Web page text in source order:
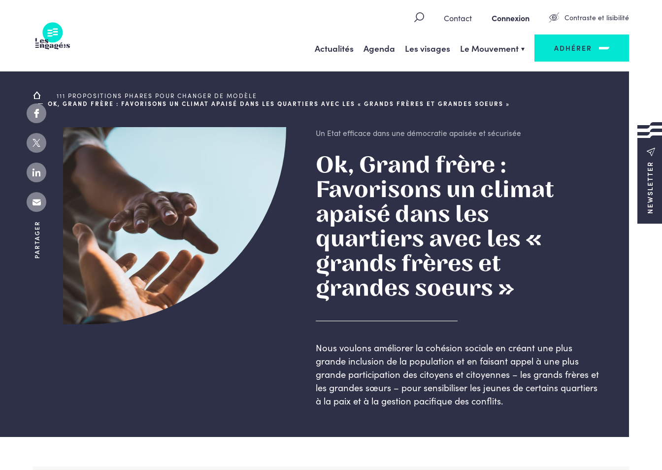
Contact Connexion Contraste et lisibilité
Actualités Agenda Les visages Le Mouvement ADHÉRER
NEWSLETTER
PARTAGER
111 PROPOSITIONS PHARES POUR CHANGER DE MODÈLE
OK, GRAND FRÈRE : FAVORISONS UN CLIMAT APAISÉ DANS LES QUARTIERS AVEC LES « GRANDS FRÈRES ET GRANDES SOEURS »
Un Etat efficace dans une démocratie apaisée et sécurisée
Ok, Grand frère :
Favorisons un climat
apaisé dans les
quartiers avec les «
grands frères et
grandes soeurs »
Nous voulons améliorer la cohésion sociale en créant une plus
grande inclusion de la population et en faisant appel à une plus
grande participation des citoyens et citoyennes – les grands frères et
les grandes sœurs – pour sensibiliser les jeunes de certains quartiers
à la paix et à la gestion pacifique des conflits.